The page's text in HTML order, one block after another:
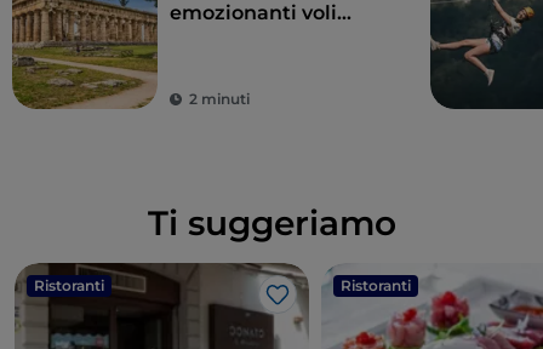
emozionanti voli
Paestum o sul Vesuvio
2 minuti
Ti suggeriamo
Ristoranti
Like
Ristoranti